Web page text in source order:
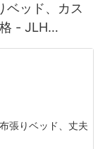
ベッド、カス
- JLH